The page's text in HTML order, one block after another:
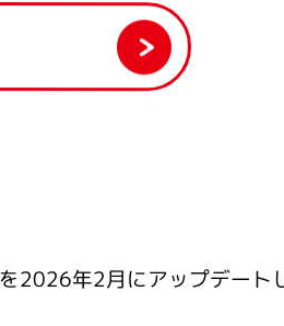
2026年2月にアップデート